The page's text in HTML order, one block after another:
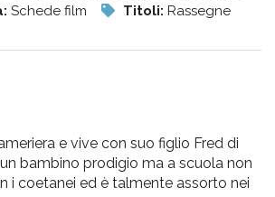
Schede film Titoli: Rassegne
e vive con suo figlio Fred di
bambino prodigio ma a scuola non
i coetanei ed è talmente assorto nei